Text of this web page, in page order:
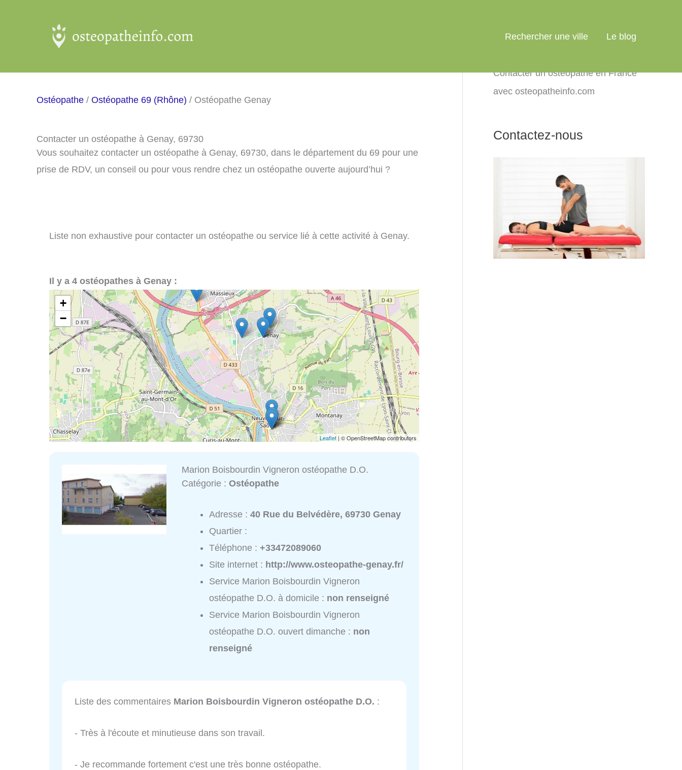
Rechercher une ville Le blog
Ostéopathe / Ostéopathe 69 (Rhône) / Ostéopathe Genay
Contacter un ostéopathe à Genay, 69730
Vous souhaitez contacter un ostéopathe à Genay, 69730, dans le département du 69 pour une
prise de RDV, un conseil ou pour vous rendre chez un ostéopathe ouverte aujourd’hui ?
Liste non exhaustive pour contacter un ostéopathe ou service lié à cette activité à Genay.
Il y a 4 ostéopathes à Genay :
+
−
Leaflet| © OpenStreetMap contributors
Marion Boisbourdin Vigneron ostéopathe D.O.
Catégorie :Ostéopathe
Adresse :40 Rue du Belvédère, 69730 Genay
Quartier :
Téléphone :+33472089060
Site internet : http://www.osteopathe-genay.fr/
Service Marion Boisbourdin Vigneron
ostéopathe D.O. à domicile : non renseigné
Service Marion Boisbourdin Vigneron
ostéopathe D.O. ouvert dimanche : non
renseigné
Liste des commentaires Marion Boisbourdin Vigneron ostéopathe D.O. :
- Très à l'écoute et minutieuse dans son travail.
- Je recommande fortement c'est une très bonne ostéopathe.
Contacter un ostéopathe en France
avec osteopatheinfo.com
Contactez-nous